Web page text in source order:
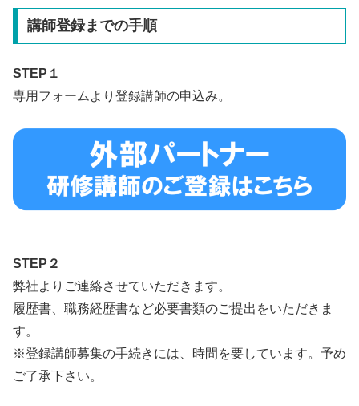
講師登録までの手順
STEP１
専用フォームより登録講師の申込み。
STEP２
弊社よりご連絡させていただきます。
履歴書、職務経歴書など必要書類のご提出をいただきま
す。
※登録講師募集の手続きには、時間を要しています。予め
ご了承下さい。